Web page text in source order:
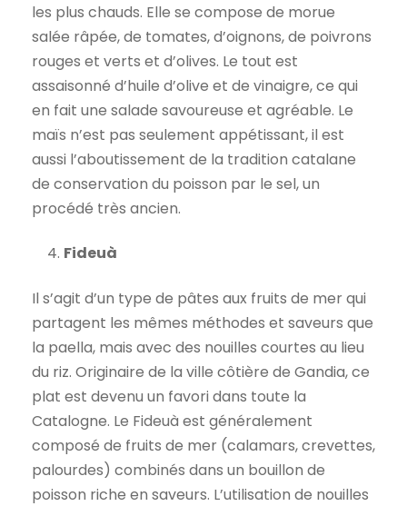
les plus chauds. Elle se compose de morue
salée râpée, de tomates, d’oignons, de poivrons
rouges et verts et d’olives. Le tout est
assaisonné d’huile d’olive et de vinaigre, ce qui
en fait une salade savoureuse et agréable. Le
maïs n’est pas seulement appétissant, il est
aussi l’aboutissement de la tradition catalane
de conservation du poisson par le sel, un
procédé très ancien.
Fideuà
Il s’agit d’un type de pâtes aux fruits de mer qui
partagent les mêmes méthodes et saveurs que
la paella, mais avec des nouilles courtes au lieu
du riz. Originaire de la ville côtière de Gandia, ce
plat est devenu un favori dans toute la
Catalogne. Le Fideuà est généralement
composé de fruits de mer (calamars, crevettes,
palourdes) combinés dans un bouillon de
poisson riche en saveurs. L’utilisation de nouilles